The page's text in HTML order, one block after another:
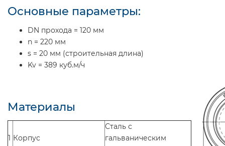
Основные параметры:
DN прохода = 120 мм
n = 220 мм
s = 20 мм (строительная длина)
Kv = 389 куб.м/ч
Материалы
1 Корпус
Сталь с
гальваническим